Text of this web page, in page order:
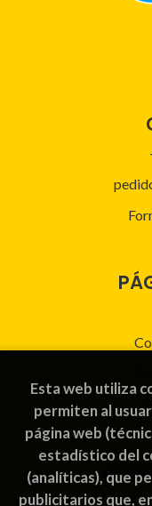
Esta web utiliza
permiten al
página web
estadístico del
(analíticas), que
publicitarios que,